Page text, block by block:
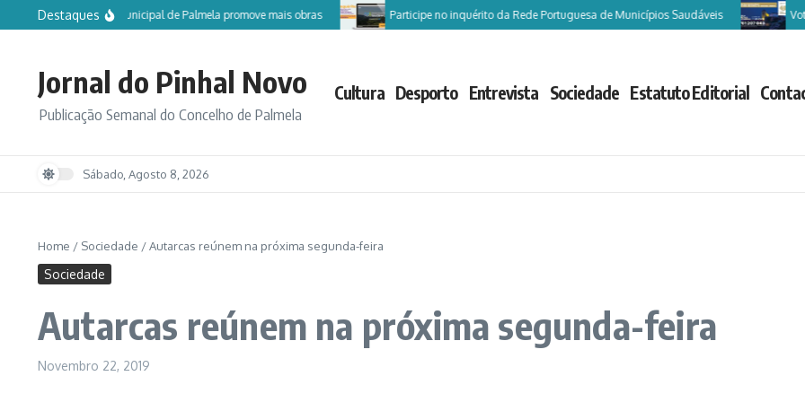
Ir para o conteúdo
Destaques
Câmara Municipal de Palmela promove mais obras Participe no inquérito da Rede Portuguesa de Municípios Saudáveis Vote
Jornal do Pinhal Novo
Publicação Semanal do Concelho de Palmela
Cultura Desporto Entrevista Sociedade Estatuto Editorial
Sábado, Agosto 8, 2026
Home / Sociedade /Autarcas reúnem na próxima segunda-feira
Sociedade
Autarcas reúnem na próxima segunda-feira
Novembro 22, 2019